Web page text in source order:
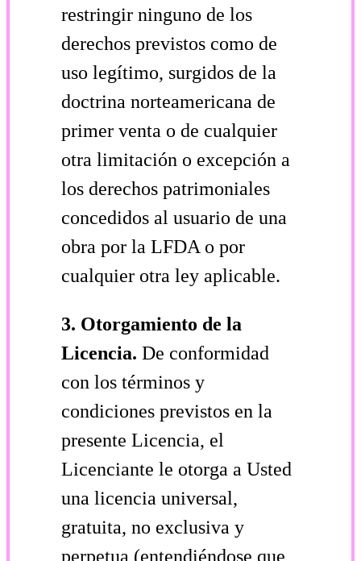
restringir ninguno de los
derechos previstos como de
uso legítimo, surgidos de la
doctrina norteamericana de
primer venta o de cualquier
otra limitación o excepción a
los derechos patrimoniales
concedidos al usuario de una
obra por la LFDA o por
cualquier otra ley aplicable.
3. Otorgamiento de la
Licencia. De conformidad
con los términos y
condiciones previstos en la
presente Licencia, el
Licenciante le otorga a Usted
una licencia universal,
gratuita, no exclusiva y
perpetua (entendiéndose que